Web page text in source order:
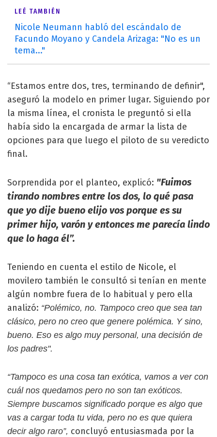
LEÉ TAMBIÉN
Nicole Neumann habló del escándalo de
Facundo Moyano y Candela Arizaga: "No es un
tema..."
“Estamos entre dos, tres, terminando de definir",
aseguró la modelo en primer lugar. Siguiendo por
la misma línea, el cronista le preguntó si ella
había sido la encargada de armar la lista de
opciones para que luego el piloto de su veredicto
final.
Sorprendida por el planteo, explicó: "Fuimos
tirando nombres entre los dos, lo qué pasa
que yo dije bueno elijo vos porque es su
primer hijo, varón y entonces me parecía lindo
que lo haga él”.
Teniendo en cuenta el estilo de Nicole, el
movilero también le consultó si tenían en mente
algún nombre fuera de lo habitual y pero ella
analizó: “Polémico, no. Tampoco creo que sea tan
clásico, pero no creo que genere polémica. Y sino,
bueno. Eso es algo muy personal, una decisión de
los padres".
“Tampoco es una cosa tan exótica, vamos a ver con
cuál nos quedamos pero no son tan exóticos.
Siempre buscamos significado porque es algo que
vas a cargar toda tu vida, pero no es que quiera
decir algo raro”, concluyó entusiasmada por la